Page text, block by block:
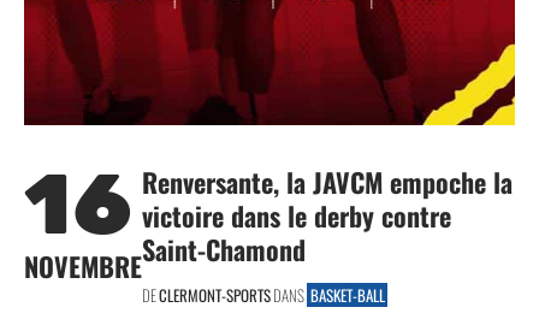
16
NOVEMBRE
Renversante, la JAVCM empoche la
victoire dans le derby contre
Saint-Chamond
DECLERMONT-SPORTSDANS BASKET-BALL